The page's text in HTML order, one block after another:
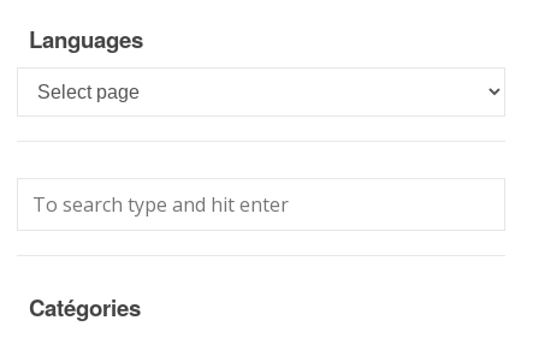
Languages
Languages
Catégories